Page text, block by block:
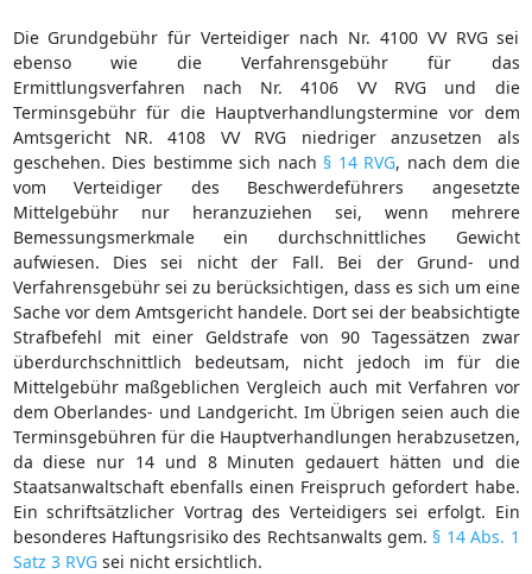
Die Grundgebühr für Verteidiger nach Nr. 4100 VV RVG sei
ebenso wie die Verfahrensgebühr für das
Ermittlungsverfahren nach Nr. 4106 VV RVG und die
Terminsgebühr für die Hauptverhandlungstermine vor dem
Amtsgericht NR. 4108 VV RVG niedriger anzusetzen als
geschehen. Dies bestimme sich nach § 14 RVG, nach dem die
vom Verteidiger des Beschwerdeführers angesetzte
Mittelgebühr nur heranzuziehen sei, wenn mehrere
Bemessungsmerkmale ein durchschnittliches Gewicht
aufwiesen. Dies sei nicht der Fall. Bei der Grund- und
Verfahrensgebühr sei zu berücksichtigen, dass es sich um eine
Sache vor dem Amtsgericht handele. Dort sei der beabsichtigte
Strafbefehl mit einer Geldstrafe von 90 Tagessätzen zwar
überdurchschnittlich bedeutsam, nicht jedoch im für die
Mittelgebühr maßgeblichen Vergleich auch mit Verfahren vor
dem Oberlandes- und Landgericht. Im Übrigen seien auch die
Terminsgebühren für die Hauptverhandlungen herabzusetzen,
da diese nur 14 und 8 Minuten gedauert hätten und die
Staatsanwaltschaft ebenfalls einen Freispruch gefordert habe.
Ein schriftsätzlicher Vortrag des Verteidigers sei erfolgt. Ein
besonderes Haftungsrisiko des Rechtsanwalts gem. § 14 Abs. 1
Satz 3 RVGsei nicht ersichtlich.